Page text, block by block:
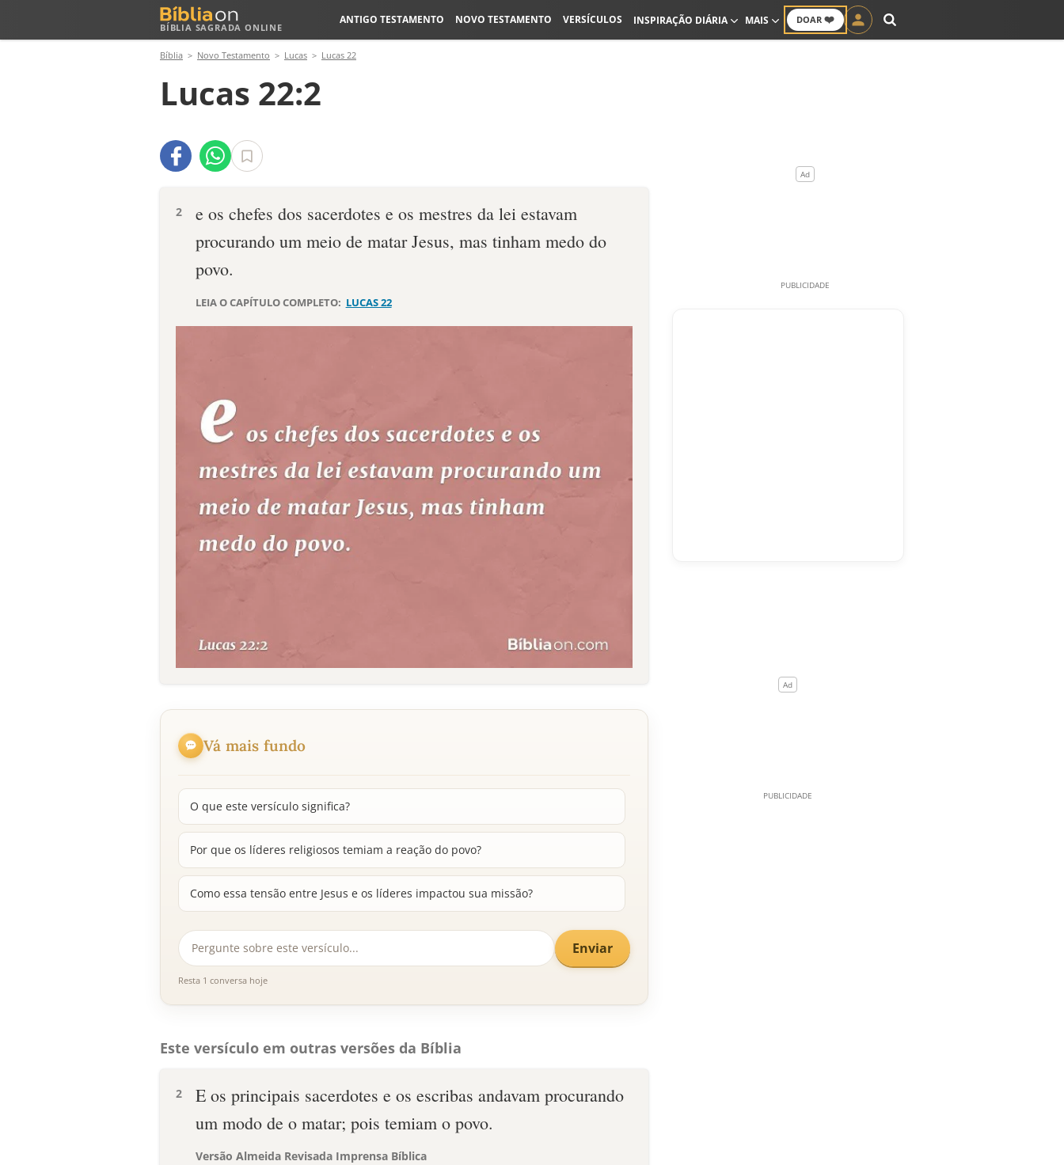
BÍBLIA SAGRADA ONLINE
DOAR ❤️
ANTIGO TESTAMENTO NOVO TESTAMENTO VERSÍCULOS INSPIRAÇÃO DIÁRIA MAIS
Bíblia Novo Testamento Lucas Lucas 22
Lucas 22:2
2
e os chefes dos sacerdotes e os mestres da lei estavam
procurando um meio de matar Jesus, mas tinham medo do
povo.
LEIA O CAPÍTULO COMPLETO: LUCAS 22
Vá mais fundo
O que este versículo significa?
Por que os líderes religiosos temiam a reação do povo?
Como essa tensão entre Jesus e os líderes impactou sua missão?
Enviar
Resta 1 conversa hoje
Este versículo em outras versões da Bíblia
2
E os principais sacerdotes e os escribas andavam procurando
um modo de o matar; pois temiam o povo.
Versão Almeida Revisada Imprensa Bíblica